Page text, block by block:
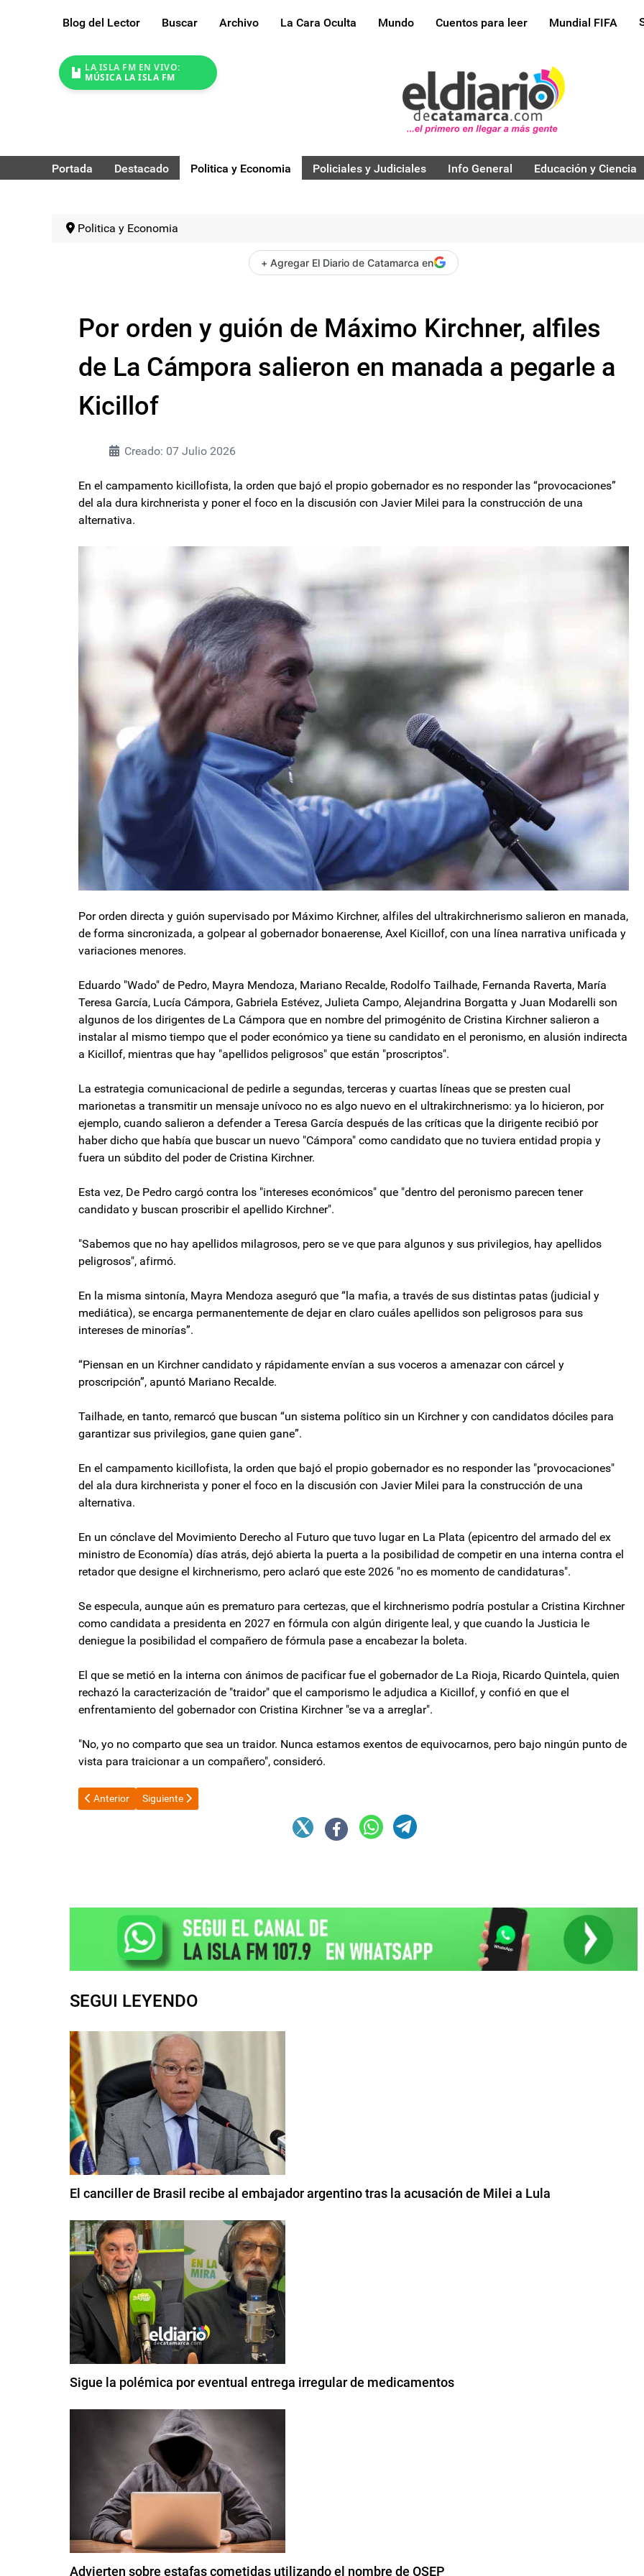
Blog del Lector Buscar Archivo La Cara Oculta Mundo Cuentos para leer Mundial FIFA
LA ISLA FM EN VIVO:
MÚSICA LA ISLA FM
Portada Destacado Politica y Economia Policiales y Judiciales Info General Educación y Ciencia
Politica y Economia
+ Agregar El Diario de Catamarca en
Por orden y guión de Máximo Kirchner, alfiles
de La Cámpora salieron en manada a pegarle a
Kicillof
Creado: 07 Julio 2026
En el campamento kicillofista, la orden que bajó el propio gobernador es no responder las “provocaciones”
del ala dura kirchnerista y poner el foco en la discusión con Javier Milei para la construcción de una
alternativa.
Por orden directa y guión supervisado por Máximo Kirchner, alfiles del ultrakirchnerismo salieron en manada,
de forma sincronizada, a golpear al gobernador bonaerense, Axel Kicillof, con una línea narrativa unificada y
variaciones menores.
Eduardo "Wado" de Pedro, Mayra Mendoza, Mariano Recalde, Rodolfo Tailhade, Fernanda Raverta, María
Teresa García, Lucía Cámpora, Gabriela Estévez, Julieta Campo, Alejandrina Borgatta y Juan Modarelli son
algunos de los dirigentes de La Cámpora que en nombre del primogénito de Cristina Kirchner salieron a
instalar al mismo tiempo que el poder económico ya tiene su candidato en el peronismo, en alusión indirecta
a Kicillof, mientras que hay "apellidos peligrosos" que están "proscriptos".
La estrategia comunicacional de pedirle a segundas, terceras y cuartas líneas que se presten cual
marionetas a transmitir un mensaje unívoco no es algo nuevo en el ultrakirchnerismo: ya lo hicieron, por
ejemplo, cuando salieron a defender a Teresa García después de las críticas que la dirigente recibió por
haber dicho que había que buscar un nuevo "Cámpora" como candidato que no tuviera entidad propia y
fuera un súbdito del poder de Cristina Kirchner.
Esta vez, De Pedro cargó contra los "intereses económicos" que "dentro del peronismo parecen tener
candidato y buscan proscribir el apellido Kirchner".
"Sabemos que no hay apellidos milagrosos, pero se ve que para algunos y sus privilegios, hay apellidos
peligrosos", afirmó.
En la misma sintonía, Mayra Mendoza aseguró que “la mafia, a través de sus distintas patas (judicial y
mediática), se encarga permanentemente de dejar en claro cuáles apellidos son peligrosos para sus
intereses de minorías”.
“Piensan en un Kirchner candidato y rápidamente envían a sus voceros a amenazar con cárcel y
proscripción”, apuntó Mariano Recalde.
Tailhade, en tanto, remarcó que buscan “un sistema político sin un Kirchner y con candidatos dóciles para
garantizar sus privilegios, gane quien gane”.
En el campamento kicillofista, la orden que bajó el propio gobernador es no responder las "provocaciones"
del ala dura kirchnerista y poner el foco en la discusión con Javier Milei para la construcción de una
alternativa.
En un cónclave del Movimiento Derecho al Futuro que tuvo lugar en La Plata (epicentro del armado del ex
ministro de Economía) días atrás, dejó abierta la puerta a la posibilidad de competir en una interna contra el
retador que designe el kirchnerismo, pero aclaró que este 2026 "no es momento de candidaturas".
Se especula, aunque aún es prematuro para certezas, que el kirchnerismo podría postular a Cristina Kirchner
como candidata a presidenta en 2027 en fórmula con algún dirigente leal, y que cuando la Justicia le
deniegue la posibilidad el compañero de fórmula pase a encabezar la boleta.
El que se metió en la interna con ánimos de pacificar fue el gobernador de La Rioja, Ricardo Quintela, quien
rechazó la caracterización de "traidor" que el camporismo le adjudica a Kicillof, y confió en que el
enfrentamiento del gobernador con Cristina Kirchner "se va a arreglar".
"No, yo no comparto que sea un traidor. Nunca estamos exentos de equivocarnos, pero bajo ningún punto de
vista para traicionar a un compañero", consideró.
Artículo anterior: Fiesta del Poncho 2026: Habrá cambios en zonas de estacionamientos y paradas de colectivos
Anterior Artículo siguiente: La tropa parlamentaria de La Libertad Avanza viajará a Tucumán para acompañar a Milei por el
Siguiente
SEGUI LEYENDO
El canciller de Brasil recibe al embajador argentino tras la acusación de Milei a Lula
Sigue la polémica por eventual entrega irregular de medicamentos
Advierten sobre estafas cometidas utilizando el nombre de OSEP